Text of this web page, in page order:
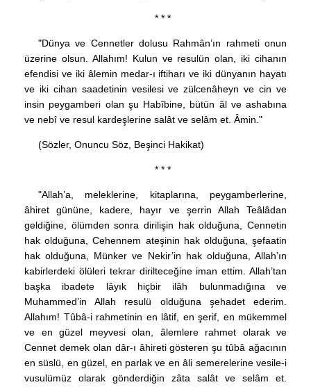
* * *
"Dünya ve Cennetler dolusu Rahmân’ın rahmeti onun
üzerine olsun. Allahım! Kulun ve resulün olan, iki cihanın
efendisi ve iki âlemin medar-ı iftiharı ve iki dünyanın hayatı
ve iki cihan saadetinin vesilesi ve zülcenâheyn ve cin ve
insin peygamberi olan şu Habîbine, bütün âl ve ashabına
ve nebî ve resul kardeşlerine salât ve selâm et. Âmin."
(Sözler, Onuncu Söz, Beşinci Hakikat)
* * *
"Allah’a, meleklerine, kitaplarına, peygamberlerine,
âhiret gününe, kadere, hayır ve şerrin Allah Teâlâdan
geldiğine, ölümden sonra dirilişin hak olduğuna, Cennetin
hak olduğuna, Cehennem ateşinin hak olduğuna, şefaatin
hak olduğuna, Münker ve Nekir’in hak olduğuna, Allah’ın
kabirlerdeki ölüleri tekrar dirilteceğine iman ettim. Allah’tan
başka ibadete lâyık hiçbir ilâh bulunmadığına ve
Muhammed’in Allah resulü olduğuna şehadet ederim.
Allahım! Tûbâ-i rahmetinin en lâtif, en şerif, en mükemmel
ve en güzel meyvesi olan, âlemlere rahmet olarak ve
Cennet demek olan dâr-ı âhireti gösteren şu tûbâ ağacının
en süslü, en güzel, en parlak ve en âli semerelerine vesile-i
vusulümüz olarak gönderdiğin zâta salât ve selâm et.